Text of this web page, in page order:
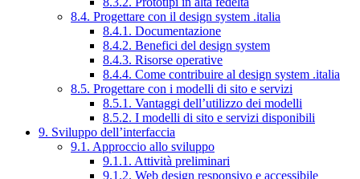
8.4. Progettare con il design system .italia
8.4.1. Documentazione
8.4.2. Benefici del design system
8.4.3. Risorse operative
8.4.4. Come contribuire al design system .italia
8.5. Progettare con i modelli di sito e servizi
8.5.1. Vantaggi dell’utilizzo dei modelli
8.5.2. I modelli di sito e servizi disponibili
9. Sviluppo dell’interfaccia
9.1. Approccio allo sviluppo
9.1.1. Attività preliminari
9.1.2. Web design responsivo e accessibile